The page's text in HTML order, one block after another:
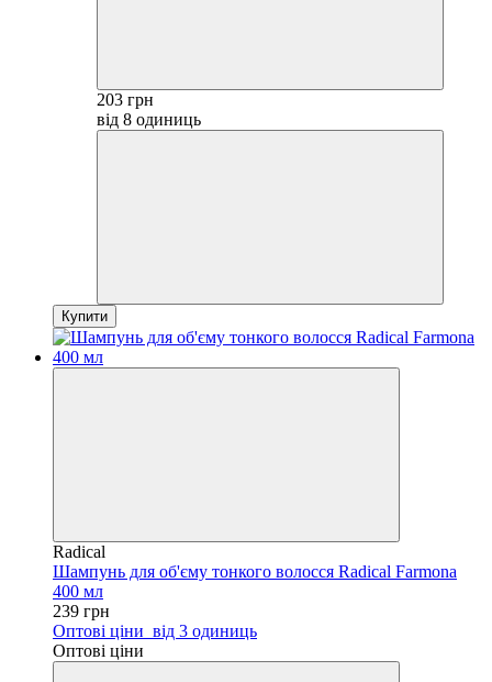
203 грн
від 8 одиниць
Купити
Radical
Шампунь для об'єму тонкого волосся Radical Farmona
400 мл
239 грн
Оптові ціни від 3 одиниць
Оптові ціни